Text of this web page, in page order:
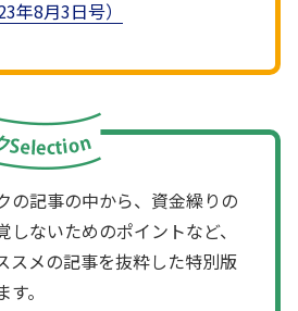
年8月3日号）
の記事の中から、資金繰りの
ないためのポイントなど、
スメの記事を抜粋した特別版
。